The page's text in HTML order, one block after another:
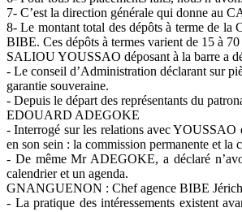
7- C’est la direction générale qui donne au
8- Le montant total des dépôts à terme de la
BIBE. Ces dépôts à termes varient de 15 à
SALIOU YOUSSAO déposant à la barre a
- Le conseil d’Administration déclarant sur
garantie souveraine.
- Depuis le départ des représentants du
EDOUARD ADEGOKE
- Interrogé sur les relations avec
en son sein : la commission permanente et
- De même Mr ADEGOKE, a déclaré
calendrier et un agenda.
GNANGUENON : Chef agence BIBE
- La pratique des intéressements existent